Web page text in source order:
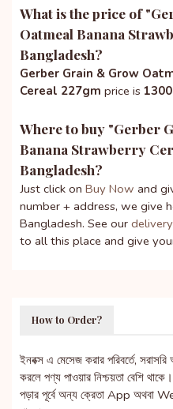
What is the price of "
Oatmeal Banana
Bangladesh?
Gerber Grain & Grow
Cereal 227gm price is 1300
Where to buy "Gerber
Banana Strawberry
Bangladesh?
Just click on Buy Now and
number + address, we give
Bangladesh. See our
to all this place and give
How to Order?
ইনবক্স এ মেসেজ করার পরিবর্তে,
করলে পণ্য পাওয়ার নিশ্চয়তা বেশি
পড়ার পূর্বে অন্য ক্রেতা App অথবা